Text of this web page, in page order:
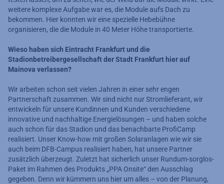
weitere komplexe Aufgabe war es, die Module aufs Dach zu
bekommen. Hier konnten wir eine spezielle Hebebühne
organisieren, die die Module in 40 Meter Höhe transportierte.
Wieso haben sich Eintracht Frankfurt und die
Stadionbetreibergesellschaft der Stadt Frankfurt hier auf
Mainova verlassen?
Wir arbeiten schon seit vielen Jahren in einer sehr engen
Partnerschaft zusammen. Wir sind nicht nur Stromlieferant, wir
entwickeln für unsere Kundinnen und Kunden verschiedene
innovative und nachhaltige Energielösungen – und haben solche
auch schon für das Stadion und das benachbarte ProfiCamp
realisiert. Unser Know-how mit großen Solaranlagen wie wir sie
auch beim DFB-Campus realisiert haben, hat unsere Partner
zusätzlich überzeugt. Zuletzt hat sicherlich unser Rundum-sorglos-
Paket im Rahmen des Produkts „PPA Onsite“ den Ausschlag
gegeben. Denn wir kümmern uns hier um alles – von der Planung,